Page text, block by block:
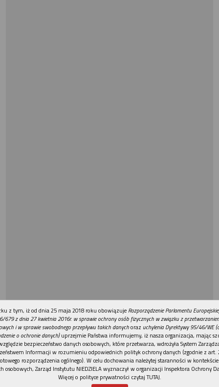
REKLAMA
z tym, iż od dnia 25 maja 2018 roku obowiązuje Rozporządzenie Parlamentu
679 z dnia 27 kwietnia 2016r. w sprawie ochrony osób fizycznych w związku z
i w sprawie swobodnego przepływu takich danychoraz uchylenia Dyrektywy 95/46/WE
o ochronie danych)uprzejmie Państwa informujemy, iż nasza organizacja, mając
bezpieczeństwo danych osobowych, które przetwarza, wdrożyła System
Informacji w rozumieniu odpowiednich polityk ochrony danych (zgodnie z art.
rozporządzenia ogólnego). W celu dochowania należytej staranności w
osobowych, Zarząd Instytutu NIEDZIELA wyznaczył w organizacji Inspektora Ochrony
Więcej o polityce prywatności czytaj TUTAJ.